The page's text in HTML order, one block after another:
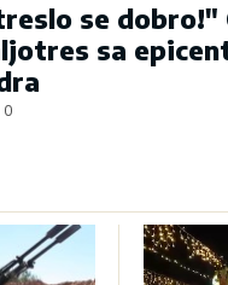
se dobro!"
sa
0